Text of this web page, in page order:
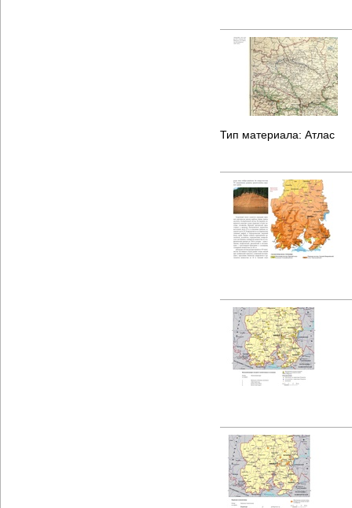
Тип материала: Атлас